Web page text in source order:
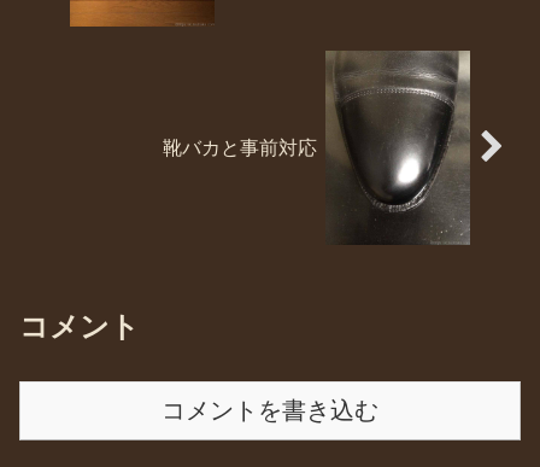
靴バカと事前対応
コメント
コメントを書き込む